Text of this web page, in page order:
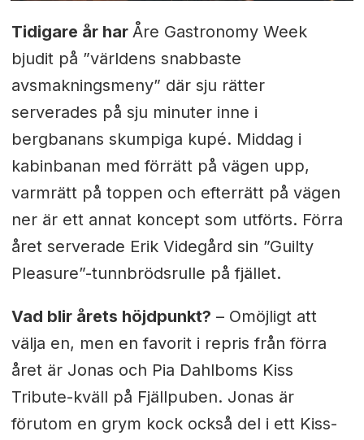
Tidigare år har Åre Gastronomy Week
bjudit på ”världens snabbaste
avsmakningsmeny” där sju rätter
serverades på sju minuter inne i
bergbanans skumpiga kupé. Middag i
kabinbanan med förrätt på vägen upp,
varmrätt på toppen och efterrätt på vägen
ner är ett annat koncept som utförts. Förra
året serverade Erik Videgård sin ”Guilty
Pleasure”-tunnbrödsrulle på fjället.
Vad blir årets höjdpunkt? – Omöjligt att
välja en, men en favorit i repris från förra
året är Jonas och Pia Dahlboms Kiss
Tribute-kväll på Fjällpuben. Jonas är
förutom en grym kock också del i ett Kiss-